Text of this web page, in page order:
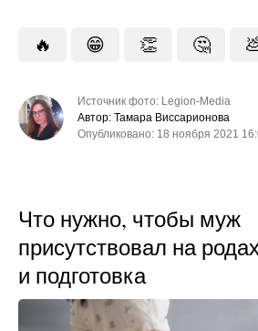
🔥 😁 👏 🤔
Источник фото: Legion-Media
Автор: Тамара Виссарионова
Опубликовано: 18 ноября 2021
Что нужно, чтобы муж
присутствовал на
и подготовка